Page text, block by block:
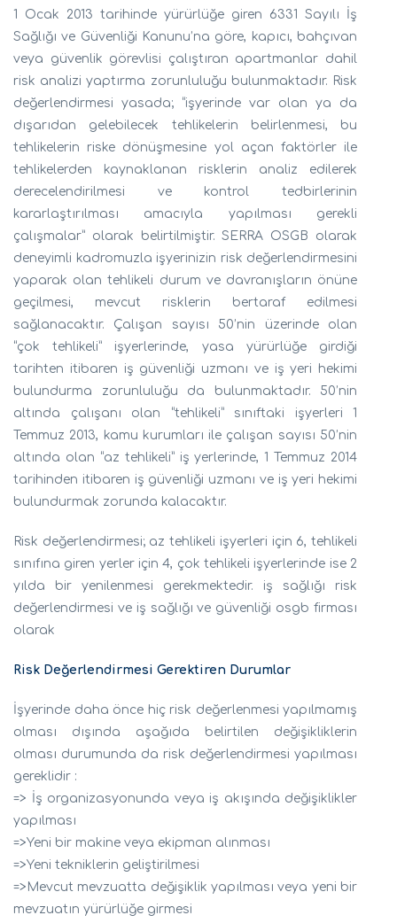
1 Ocak 2013 tarihinde yürürlüğe giren 6331 Sayılı İş
Sağlığı ve Güvenliği Kanunu’na göre, kapıcı, bahçıvan
veya güvenlik görevlisi çalıştıran apartmanlar dahil
risk analizi yaptırma zorunluluğu bulunmaktadır. Risk
değerlendirmesi yasada; “işyerinde var olan ya da
dışarıdan gelebilecek tehlikelerin belirlenmesi, bu
tehlikelerin riske dönüşmesine yol açan faktörler ile
tehlikelerden kaynaklanan risklerin analiz edilerek
derecelendirilmesi ve kontrol tedbirlerinin
kararlaştırılması amacıyla yapılması gerekli
çalışmalar” olarak belirtilmiştir. SERRA OSGB olarak
deneyimli kadromuzla işyerinizin risk değerlendirmesini
yaparak olan tehlikeli durum ve davranışların önüne
geçilmesi, mevcut risklerin bertaraf edilmesi
sağlanacaktır. Çalışan sayısı 50’nin üzerinde olan
“çok tehlikeli” işyerlerinde, yasa yürürlüğe girdiği
tarihten itibaren iş güvenliği uzmanı ve iş yeri hekimi
bulundurma zorunluluğu da bulunmaktadır. 50’nin
altında çalışanı olan “tehlikeli” sınıftaki işyerleri 1
Temmuz 2013, kamu kurumları ile çalışan sayısı 50’nin
altında olan “az tehlikeli” iş yerlerinde, 1 Temmuz 2014
tarihinden itibaren iş güvenliği uzmanı ve iş yeri hekimi
bulundurmak zorunda kalacaktır.
Risk değerlendirmesi; az tehlikeli işyerleri için 6, tehlikeli
sınıfına giren yerler için 4, çok tehlikeli işyerlerinde ise 2
yılda bir yenilenmesi gerekmektedir. iş sağlığı risk
değerlendirmesi ve iş sağlığı ve güvenliği osgb firması
olarak
Risk Değerlendirmesi Gerektiren Durumlar
İşyerinde daha önce hiç risk değerlenmesi yapılmamış
olması dışında aşağıda belirtilen değişikliklerin
olması durumunda da risk değerlendirmesi yapılması
gereklidir :
=> İş organizasyonunda veya iş akışında değişiklikler
yapılması
=>Yeni bir makine veya ekipman alınması
=>Yeni tekniklerin geliştirilmesi
=>Mevcut mevzuatta değişiklik yapılması veya yeni bir
mevzuatın yürürlüğe girmesi